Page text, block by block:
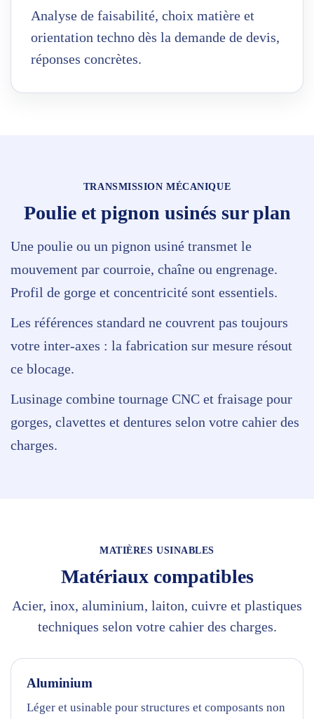
Analyse de faisabilité, choix matière et
orientation techno dès la demande de devis,
réponses concrètes.
TRANSMISSION MÉCANIQUE
Poulie et pignon usinés sur plan
Une poulie ou un pignon usiné transmet le
mouvement par courroie, chaîne ou engrenage.
Profil de gorge et concentricité sont essentiels.
Les références standard ne couvrent pas toujours
votre inter-axes : la fabrication sur mesure résout
ce blocage.
Lusinage combine tournage CNC et fraisage pour
gorges, clavettes et dentures selon votre cahier des
charges.
MATIÈRES USINABLES
Matériaux compatibles
Acier, inox, aluminium, laiton, cuivre et plastiques
techniques selon votre cahier des charges.
Aluminium
Léger et usinable pour structures et composants non